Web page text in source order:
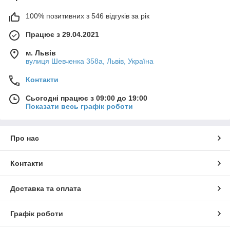
100% позитивних з 546 відгуків за рік
Працює з 29.04.2021
м. Львів
вулиця Шевченка 358а, Львів, Україна
Контакти
Сьогодні працює з 09:00 до 19:00
Показати весь графік роботи
Про нас
Контакти
Доставка та оплата
Графік роботи